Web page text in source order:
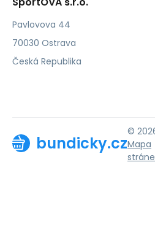
Pavlovova 44
70030 Ostrava
Česká Republika
bundicky.cz
©
Mapa